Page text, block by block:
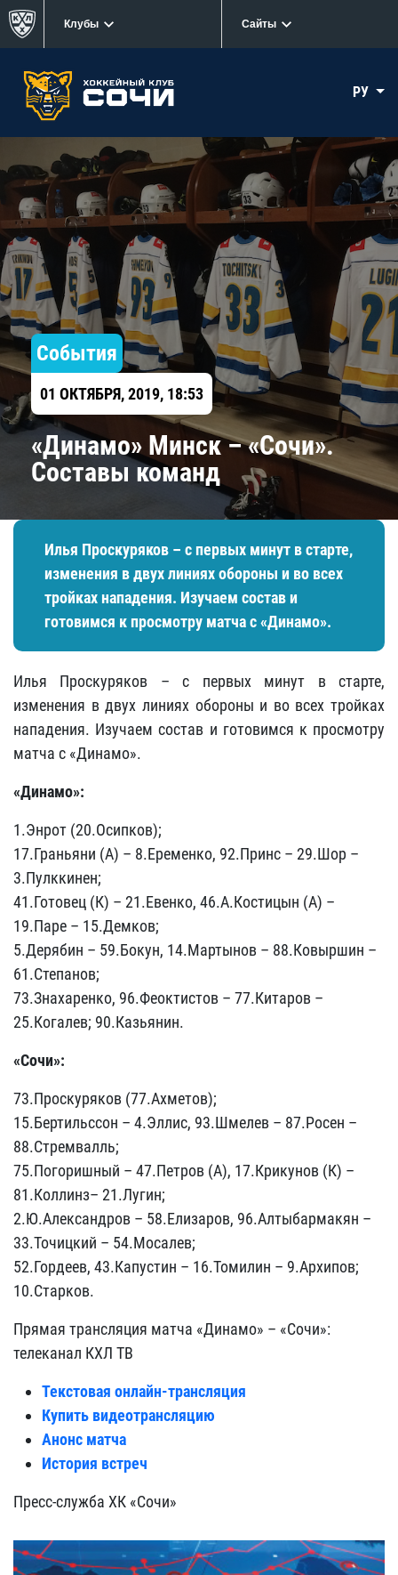
Клубы Сайты
РУ
События
01 ОКТЯБРЯ, 2019, 18:53
«Динамо» Минск – «Сочи».
Составы команд
Илья Проскуряков – с первых минут в старте,
изменения в двух линиях обороны и во всех
тройках нападения. Изучаем состав и
готовимся к просмотру матча с «Динамо».
Илья Проскуряков – с первых минут в старте,
изменения в двух линиях обороны и во всех тройках
нападения. Изучаем состав и готовимся к просмотру
матча с «Динамо».
«Динамо»:
1.Энрот (20.Осипков);
17.Граньяни (А) – 8.Еременко, 92.Принс – 29.Шор –
3.Пулккинен;
41.Готовец (К) – 21.Евенко, 46.А.Костицын (А) –
19.Паре – 15.Демков;
5.Дерябин – 59.Бокун, 14.Мартынов – 88.Ковыршин –
61.Степанов;
73.Знахаренко, 96.Феоктистов – 77.Китаров –
25.Когалев; 90.Казьянин.
«Сочи»:
73.Проскуряков (77.Ахметов);
15.Бертильссон – 4.Эллис, 93.Шмелев – 87.Росен –
88.Стремвалль;
75.Погоришный – 47.Петров (А), 17.Крикунов (К) –
81.Коллинз– 21.Лугин;
2.Ю.Александров – 58.Елизаров, 96.Алтыбармакян –
33.Точицкий – 54.Мосалев;
52.Гордеев, 43.Капустин – 16.Томилин – 9.Архипов;
10.Старков.
Прямая трансляция матча «Динамо» – «Сочи»:
телеканал КХЛ ТВ
Текстовая онлайн-трансляция
Купить видеотрансляцию
Анонс матча
История встреч
Пресс-служба ХК «Сочи»